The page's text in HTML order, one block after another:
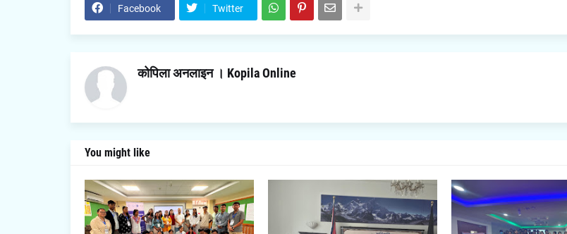
Facebook Twitter
कोपिला अनलाइन । Kopila Online
You might like